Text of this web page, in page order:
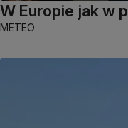
W Europie jak w
METEO